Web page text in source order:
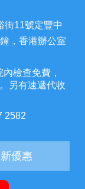
街11號定豐中
，香港辦公室
檢查免費，
另有速遞代收
2582
優惠